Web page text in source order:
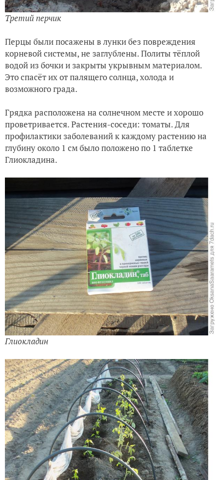
Третий перчик
Перцы были посажены в лунки без повреждения
корневой системы, не заглублены. Политы тёплой
водой из бочки и закрыты укрывным материалом.
Это спасёт их от палящего солнца, холода и
возможного града.
Грядка расположена на солнечном месте и хорошо
проветривается. Растения-соседи: томаты. Для
профилактики заболеваний к каждому растению на
глубину около 1 см было положено по 1 таблетке
Глиокладина.
Глиокладин